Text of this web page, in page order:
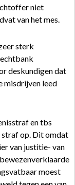
niet
van het mes.
sterk
deskundigen dat
misdrijven leed
en tbs
straf op. Dit omdat
van justitie- van
moest